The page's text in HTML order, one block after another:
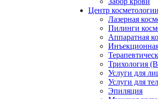
Центр косметологии
Лазерная
Пилинги
Аппаратная
Трихология
Услуги для
Услуги для
Эпиляция